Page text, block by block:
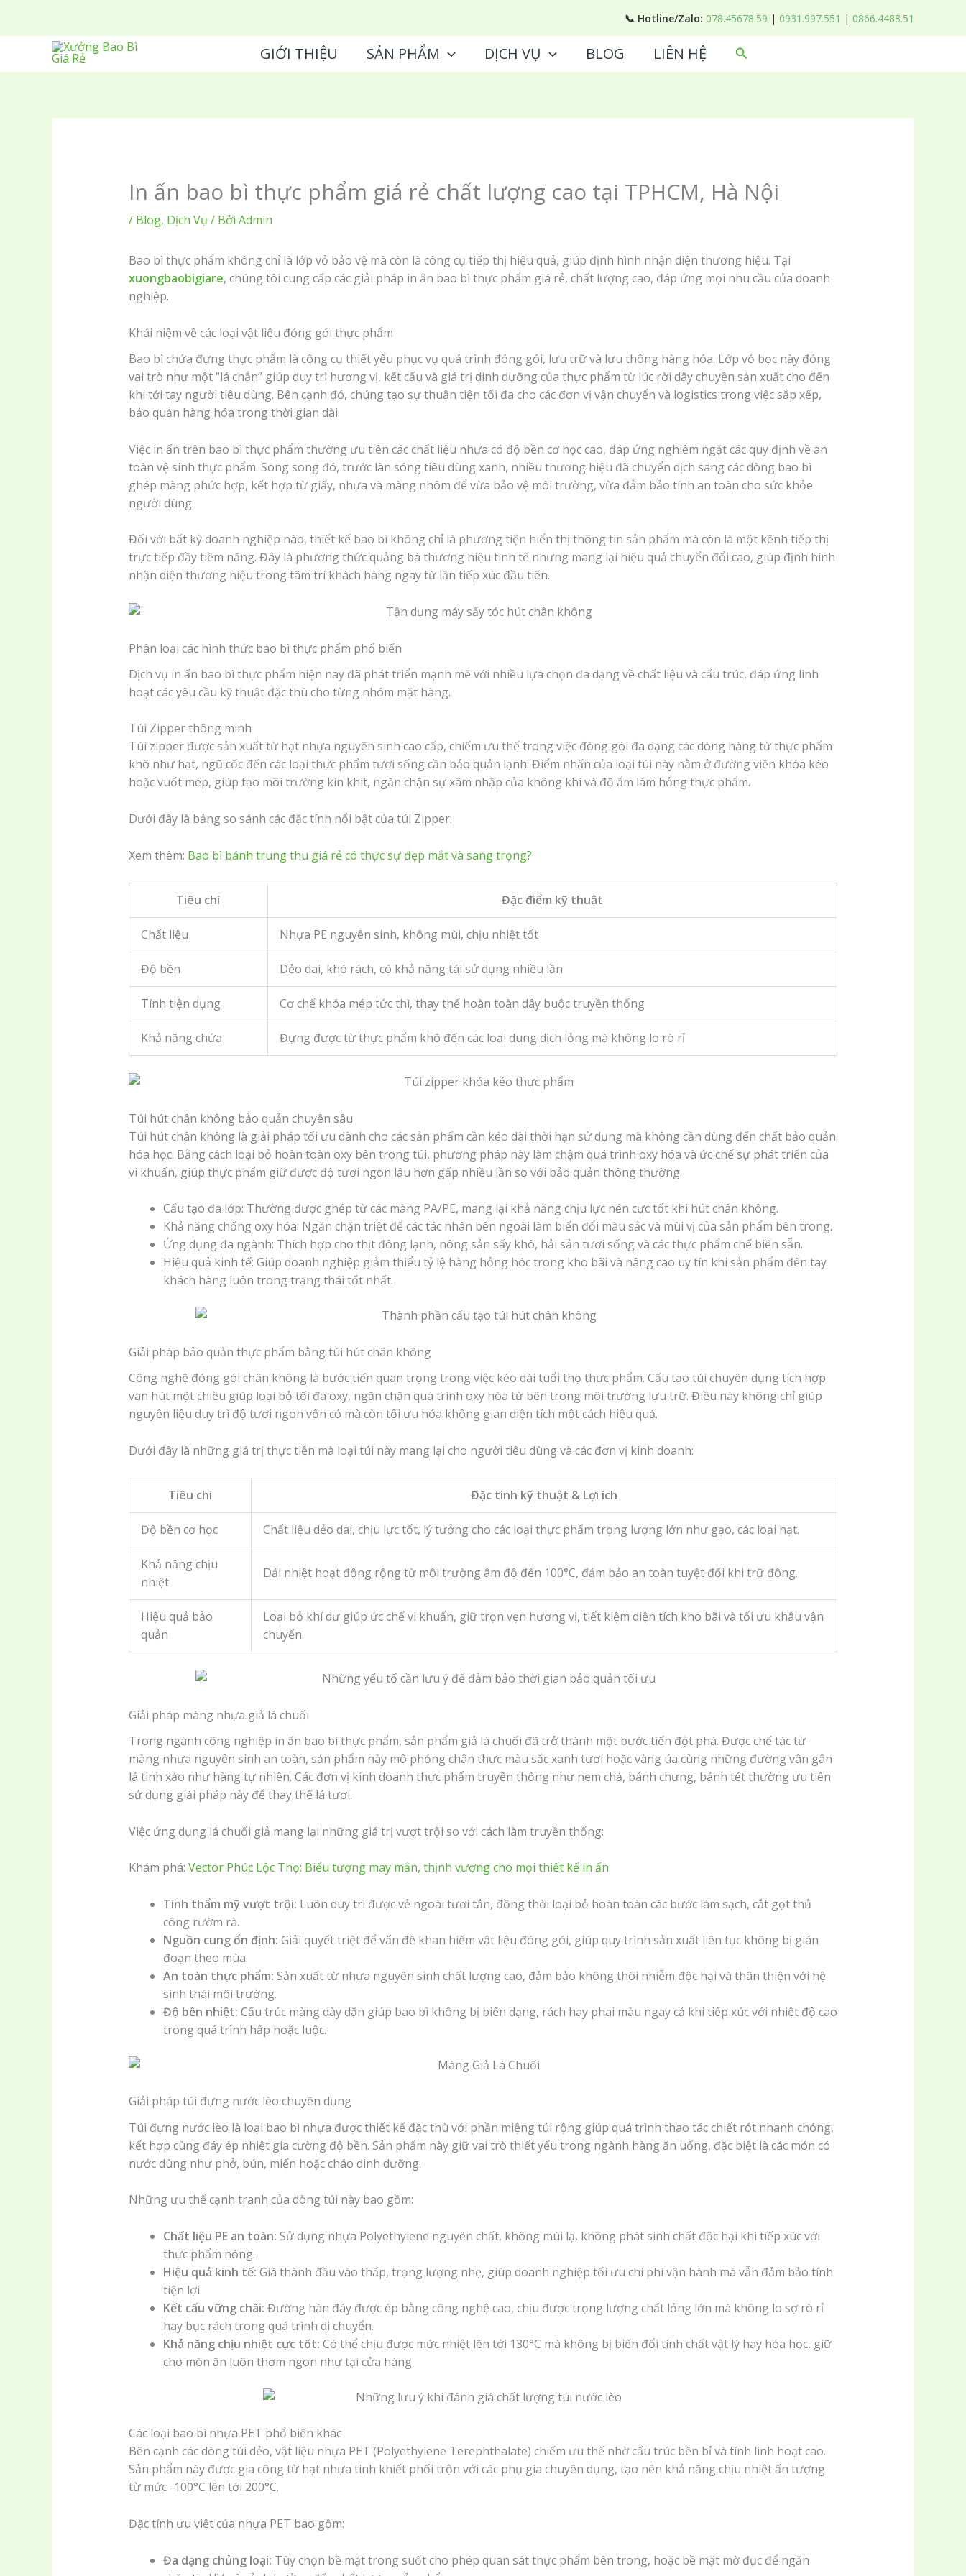
📞 Hotline/Zalo: 078.45678.59 | 0931.997.551 | 0866.4488.51
GIỚI THIỆU SẢN PHẨM DỊCH VỤ BLOG LIÊN HỆ
Tìm
kiếm
In ấn bao bì thực phẩm giá rẻ chất lượng cao tại TPHCM, Hà Nội
/ Blog, Dịch Vụ / Bởi Admin
Bao bì thực phẩm không chỉ là lớp vỏ bảo vệ mà còn là công cụ tiếp thị hiệu quả, giúp định hình nhận diện thương hiệu. Tại
xuongbaobigiare, chúng tôi cung cấp các giải pháp in ấn bao bì thực phẩm giá rẻ, chất lượng cao, đáp ứng mọi nhu cầu của doanh
nghiệp.
Khái niệm về các loại vật liệu đóng gói thực phẩm
Bao bì chứa đựng thực phẩm là công cụ thiết yếu phục vụ quá trình đóng gói, lưu trữ và lưu thông hàng hóa. Lớp vỏ bọc này đóng
vai trò như một “lá chắn” giúp duy trì hương vị, kết cấu và giá trị dinh dưỡng của thực phẩm từ lúc rời dây chuyền sản xuất cho đến
khi tới tay người tiêu dùng. Bên cạnh đó, chúng tạo sự thuận tiện tối đa cho các đơn vị vận chuyển và logistics trong việc sắp xếp,
bảo quản hàng hóa trong thời gian dài.
Việc in ấn trên bao bì thực phẩm thường ưu tiên các chất liệu nhựa có độ bền cơ học cao, đáp ứng nghiêm ngặt các quy định về an
toàn vệ sinh thực phẩm. Song song đó, trước làn sóng tiêu dùng xanh, nhiều thương hiệu đã chuyển dịch sang các dòng bao bì
ghép màng phức hợp, kết hợp từ giấy, nhựa và màng nhôm để vừa bảo vệ môi trường, vừa đảm bảo tính an toàn cho sức khỏe
người dùng.
Đối với bất kỳ doanh nghiệp nào, thiết kế bao bì không chỉ là phương tiện hiển thị thông tin sản phẩm mà còn là một kênh tiếp thị
trực tiếp đầy tiềm năng. Đây là phương thức quảng bá thương hiệu tinh tế nhưng mang lại hiệu quả chuyển đổi cao, giúp định hình
nhận diện thương hiệu trong tâm trí khách hàng ngay từ lần tiếp xúc đầu tiên.
Phân loại các hình thức bao bì thực phẩm phổ biến
Dịch vụ in ấn bao bì thực phẩm hiện nay đã phát triển mạnh mẽ với nhiều lựa chọn đa dạng về chất liệu và cấu trúc, đáp ứng linh
hoạt các yêu cầu kỹ thuật đặc thù cho từng nhóm mặt hàng.
Túi Zipper thông minh
Túi zipper được sản xuất từ hạt nhựa nguyên sinh cao cấp, chiếm ưu thế trong việc đóng gói đa dạng các dòng hàng từ thực phẩm
khô như hạt, ngũ cốc đến các loại thực phẩm tươi sống cần bảo quản lạnh. Điểm nhấn của loại túi này nằm ở đường viền khóa kéo
hoặc vuốt mép, giúp tạo môi trường kín khít, ngăn chặn sự xâm nhập của không khí và độ ẩm làm hỏng thực phẩm.
Dưới đây là bảng so sánh các đặc tính nổi bật của túi Zipper:
Xem thêm: Bao bì bánh trung thu giá rẻ có thực sự đẹp mắt và sang trọng?
Tiêu chí Đặc điểm kỹ thuật
Chất liệu Nhựa PE nguyên sinh, không mùi, chịu nhiệt tốt
Độ bền Dẻo dai, khó rách, có khả năng tái sử dụng nhiều lần
Tính tiện dụng Cơ chế khóa mép tức thì, thay thế hoàn toàn dây buộc truyền thống
Khả năng chứa Đựng được từ thực phẩm khô đến các loại dung dịch lỏng mà không lo rò rỉ
Túi hút chân không bảo quản chuyên sâu
Túi hút chân không là giải pháp tối ưu dành cho các sản phẩm cần kéo dài thời hạn sử dụng mà không cần dùng đến chất bảo quản
hóa học. Bằng cách loại bỏ hoàn toàn oxy bên trong túi, phương pháp này làm chậm quá trình oxy hóa và ức chế sự phát triển của
vi khuẩn, giúp thực phẩm giữ được độ tươi ngon lâu hơn gấp nhiều lần so với bảo quản thông thường.
Cấu tạo đa lớp: Thường được ghép từ các màng PA/PE, mang lại khả năng chịu lực nén cực tốt khi hút chân không.
Khả năng chống oxy hóa: Ngăn chặn triệt để các tác nhân bên ngoài làm biến đổi màu sắc và mùi vị của sản phẩm bên trong.
Ứng dụng đa ngành: Thích hợp cho thịt đông lạnh, nông sản sấy khô, hải sản tươi sống và các thực phẩm chế biến sẵn.
Hiệu quả kinh tế: Giúp doanh nghiệp giảm thiểu tỷ lệ hàng hỏng hóc trong kho bãi và nâng cao uy tín khi sản phẩm đến tay
khách hàng luôn trong trạng thái tốt nhất.
Giải pháp bảo quản thực phẩm bằng túi hút chân không
Công nghệ đóng gói chân không là bước tiến quan trọng trong việc kéo dài tuổi thọ thực phẩm. Cấu tạo túi chuyên dụng tích hợp
van hút một chiều giúp loại bỏ tối đa oxy, ngăn chặn quá trình oxy hóa từ bên trong môi trường lưu trữ. Điều này không chỉ giúp
nguyên liệu duy trì độ tươi ngon vốn có mà còn tối ưu hóa không gian diện tích một cách hiệu quả.
Dưới đây là những giá trị thực tiễn mà loại túi này mang lại cho người tiêu dùng và các đơn vị kinh doanh:
Tiêu chí Đặc tính kỹ thuật & Lợi ích
Độ bền cơ học Chất liệu dẻo dai, chịu lực tốt, lý tưởng cho các loại thực phẩm trọng lượng lớn như gạo, các loại hạt.
Khả năng chịu
nhiệt
Dải nhiệt hoạt động rộng từ môi trường âm độ đến 100°C, đảm bảo an toàn tuyệt đối khi trữ đông.
Hiệu quả bảo
quản
Loại bỏ khí dư giúp ức chế vi khuẩn, giữ trọn vẹn hương vị, tiết kiệm diện tích kho bãi và tối ưu khâu vận
chuyển.
Giải pháp màng nhựa giả lá chuối
Trong ngành công nghiệp in ấn bao bì thực phẩm, sản phẩm giả lá chuối đã trở thành một bước tiến đột phá. Được chế tác từ
màng nhựa nguyên sinh an toàn, sản phẩm này mô phỏng chân thực màu sắc xanh tươi hoặc vàng úa cùng những đường vân gân
lá tinh xảo như hàng tự nhiên. Các đơn vị kinh doanh thực phẩm truyền thống như nem chả, bánh chưng, bánh tét thường ưu tiên
sử dụng giải pháp này để thay thế lá tươi.
Việc ứng dụng lá chuối giả mang lại những giá trị vượt trội so với cách làm truyền thống:
Khám phá: Vector Phúc Lộc Thọ: Biểu tượng may mắn, thịnh vượng cho mọi thiết kế in ấn
Tính thẩm mỹ vượt trội: Luôn duy trì được vẻ ngoài tươi tắn, đồng thời loại bỏ hoàn toàn các bước làm sạch, cắt gọt thủ
công rườm rà.
Nguồn cung ổn định: Giải quyết triệt để vấn đề khan hiếm vật liệu đóng gói, giúp quy trình sản xuất liên tục không bị gián
đoạn theo mùa.
An toàn thực phẩm: Sản xuất từ nhựa nguyên sinh chất lượng cao, đảm bảo không thôi nhiễm độc hại và thân thiện với hệ
sinh thái môi trường.
Độ bền nhiệt: Cấu trúc màng dày dặn giúp bao bì không bị biến dạng, rách hay phai màu ngay cả khi tiếp xúc với nhiệt độ cao
trong quá trình hấp hoặc luộc.
Giải pháp túi đựng nước lèo chuyên dụng
Túi đựng nước lèo là loại bao bì nhựa được thiết kế đặc thù với phần miệng túi rộng giúp quá trình thao tác chiết rót nhanh chóng,
kết hợp cùng đáy ép nhiệt gia cường độ bền. Sản phẩm này giữ vai trò thiết yếu trong ngành hàng ăn uống, đặc biệt là các món có
nước dùng như phở, bún, miến hoặc cháo dinh dưỡng.
Những ưu thế cạnh tranh của dòng túi này bao gồm:
Chất liệu PE an toàn: Sử dụng nhựa Polyethylene nguyên chất, không mùi lạ, không phát sinh chất độc hại khi tiếp xúc với
thực phẩm nóng.
Hiệu quả kinh tế: Giá thành đầu vào thấp, trọng lượng nhẹ, giúp doanh nghiệp tối ưu chi phí vận hành mà vẫn đảm bảo tính
tiện lợi.
Kết cấu vững chãi: Đường hàn đáy được ép bằng công nghệ cao, chịu được trọng lượng chất lỏng lớn mà không lo sợ rò rỉ
hay bục rách trong quá trình di chuyển.
Khả năng chịu nhiệt cực tốt: Có thể chịu được mức nhiệt lên tới 130°C mà không bị biến đổi tính chất vật lý hay hóa học, giữ
cho món ăn luôn thơm ngon như tại cửa hàng.
Các loại bao bì nhựa PET phổ biến khác
Bên cạnh các dòng túi dẻo, vật liệu nhựa PET (Polyethylene Terephthalate) chiếm ưu thế nhờ cấu trúc bền bỉ và tính linh hoạt cao.
Sản phẩm này được gia công từ hạt nhựa tinh khiết phối trộn với các phụ gia chuyên dụng, tạo nên khả năng chịu nhiệt ấn tượng
từ mức -100°C lên tới 200°C.
Đặc tính ưu việt của nhựa PET bao gồm:
Đa dạng chủng loại: Tùy chọn bề mặt trong suốt cho phép quan sát thực phẩm bên trong, hoặc bề mặt mờ đục để ngăn